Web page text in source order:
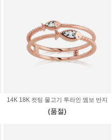
14K 18K 컷팅 물고기 투라인 엠보 반지
(품절)